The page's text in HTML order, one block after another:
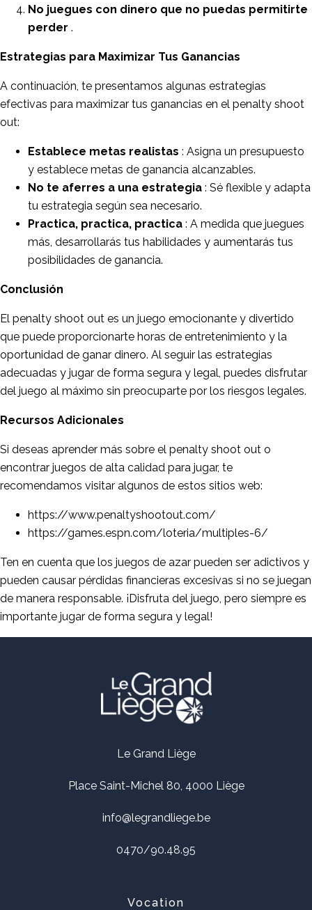
No juegues con dinero que no puedas permitirte
perder .
Estrategias para Maximizar Tus Ganancias
A continuación, te presentamos algunas estrategias
efectivas para maximizar tus ganancias en el penalty shoot
out:
Establece metas realistas : Asigna un presupuesto
y establece metas de ganancia alcanzables.
No te aferres a una estrategia : Sé flexible y adapta
tu estrategia según sea necesario.
Practica, practica, practica : A medida que juegues
más, desarrollarás tus habilidades y aumentarás tus
posibilidades de ganancia.
Conclusión
El penalty shoot out es un juego emocionante y divertido
que puede proporcionarte horas de entretenimiento y la
oportunidad de ganar dinero. Al seguir las estrategias
adecuadas y jugar de forma segura y legal, puedes disfrutar
del juego al máximo sin preocuparte por los riesgos legales.
Recursos Adicionales
Si deseas aprender más sobre el penalty shoot out o
encontrar juegos de alta calidad para jugar, te
recomendamos visitar algunos de estos sitios web:
https://www.penaltyshootout.com/
https://games.espn.com/loteria/multiples-6/
Ten en cuenta que los juegos de azar pueden ser adictivos y
pueden causar pérdidas financieras excesivas si no se juegan
de manera responsable. ¡Disfruta del juego, pero siempre es
importante jugar de forma segura y legal!
Le Grand Liège
Place Saint-Michel 80, 4000 Liège
info@legrandliege.be
0470/90.48.95
Vocation